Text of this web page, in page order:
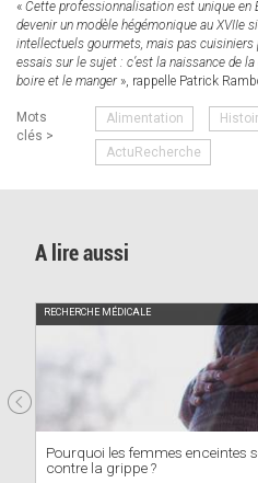
« Cette professionnalisation est unique en
devenir un modèle hégémonique au XVIIe
intellectuels gourmets, mais pas
essais sur le sujet : c’est la naissance de
boire et le manger», rappelle Patrick
Mots
clés >
Alimentation
ActuRecherche
A lire aussi
RECHERCHE MÉDICALE
Pourquoi les femmes enceintes
contre la grippe ?